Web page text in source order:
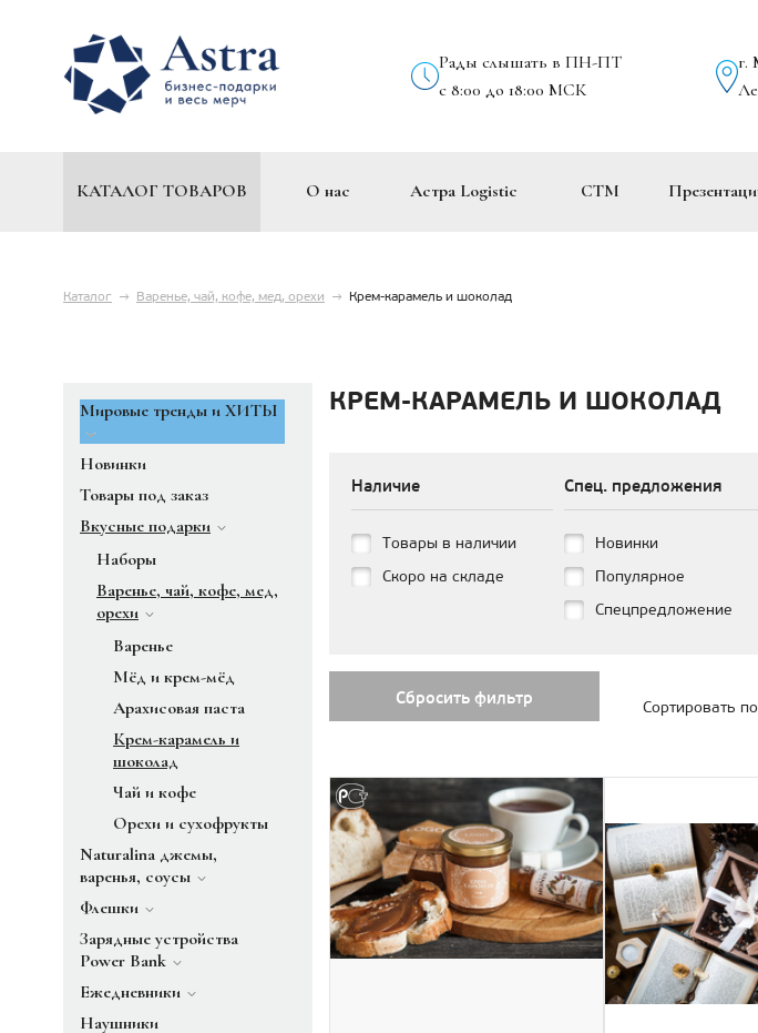
Рады слышать в ПН-ПТ
с 8:00 до 18:00 МСК
г.
КАТАЛОГ ТОВАРОВ О нас Астра Logistic СТМ
Каталог → Варенье, чай, кофе, мед, орехи → Крем-карамель и шоколад
Мировые тренды и ХИТЫ
Новинки
Товары под заказ
Вкусные подарки
Наборы
Варенье, чай, кофе, мед,
орехи
Варенье
Мёд и крем-мёд
Арахисовая паста
Крем-карамель и
шоколад
Чай и кофе
Орехи и сухофрукты
Naturalina джемы,
варенья, соусы
Флешки
Зарядные устройства
Power Bank
Ежедневники
Наушники
КРЕМ-КАРАМЕЛЬ И ШОКОЛАД
Наличие
Товары в наличии
Скоро на складе
Спец. предложения
Новинки
Популярное
Спецпредложение
Сбросить фильтр Сортировать